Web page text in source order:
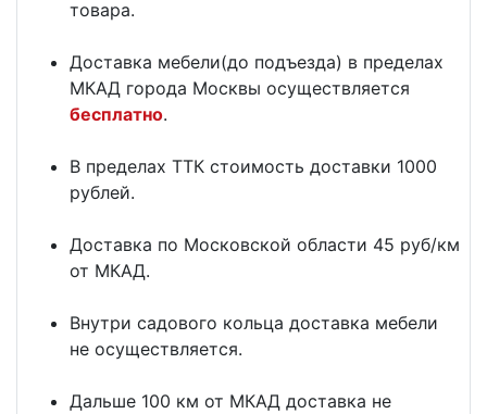
товара.
Доставка мебели(до подъезда) в пределах
МКАД города Москвы осуществляется
бесплатно.
В пределах ТТК стоимость доставки 1000
рублей.
Доставка по Московской области 45 руб/км
от МКАД.
Внутри садового кольца доставка мебели
не осуществляется.
Дальше 100 км от МКАД доставка не